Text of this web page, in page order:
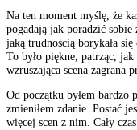
Na ten moment myślę, że
pogadają jak poradzić
jaką trudnością borykała
To było piękne, patrząc,
wzruszająca scena zagrana
Od początku byłem bardzo
zmieniłem zdanie. Postać
więcej scen z nim. Cały